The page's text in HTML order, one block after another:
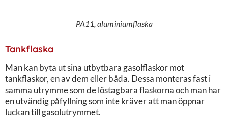
PA11, aluminiumflaska
Tankflaska
Man kan byta ut sina utbytbara gasolflaskor mot
tankflaskor, en av dem eller båda. Dessa monteras fast i
samma utrymme som de löstagbara flaskorna och man har
en utvändig påfyllning som inte kräver att man öppnar
luckan till gasolutrymmet.